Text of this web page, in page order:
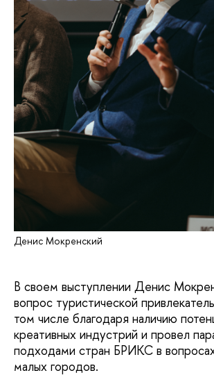
Денис Мокренский
В своем выступлении Денис
вопрос туристической
том числе благодаря наличию
креативных индустрий и провел
подходами стран БРИКС в
малых городов.